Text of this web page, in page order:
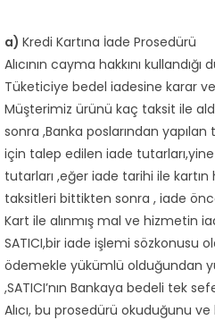
a) Kredi Kartına İade Prosedürü
Alıcının cayma hakkını
Tüketiciye bedel iadesine karar
Müşterimiz ürünü kaç taksit ile
sonra ,Banka poslarından
için talep edilen iade
tutarları ,eğer iade tarihi ile
taksitleri bittikten sonra , iade
Kart ile alınmış mal ve hizmetin
SATICI,bir iade işlemi sözkonusu
ödemekle yükümlü olduğundan
,SATICI’nın Bankaya bedeli tek
Alıcı, bu prosedürü okuduğunu